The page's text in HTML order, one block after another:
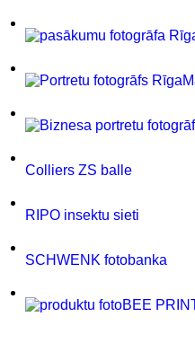
Colliers ZS balle
RIPO insektu sieti
SCHWENK fotobanka
BEE